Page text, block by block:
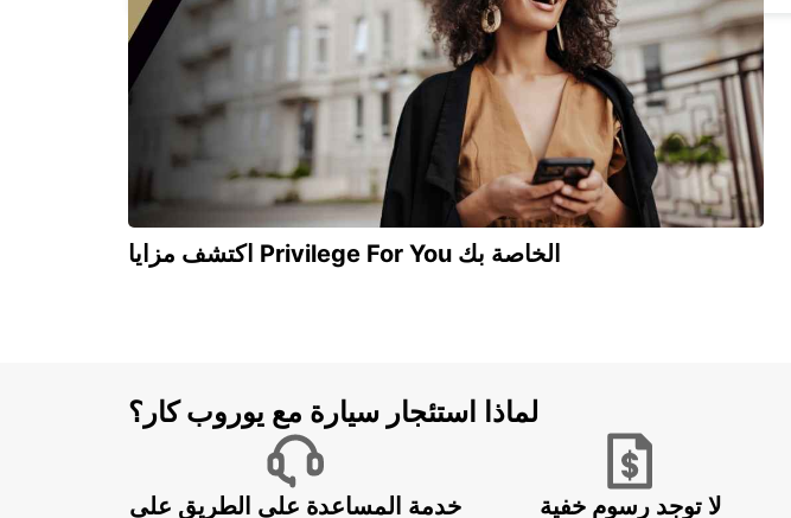
اكتشف مزايا Privilege For You الخاصة بك
لماذا استئجار سيارة مع يوروب كار؟
خدمة المساعدة على الطريق على
لا توجد رسوم خفية